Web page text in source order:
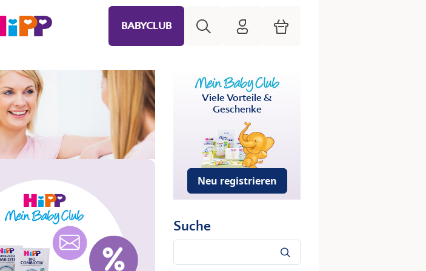
BABYCLUB HiPP Mein Babyclub
Warenkorb
Viele Vorteile &
Geschenke
Neu registrieren
Suche